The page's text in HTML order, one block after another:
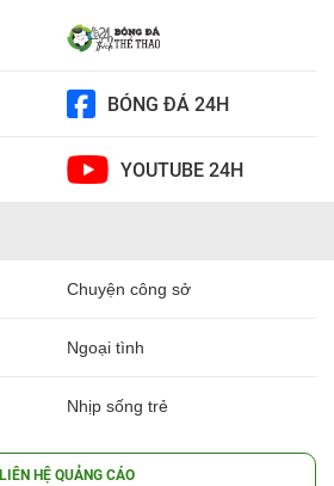
BÓNG ĐÁ 24H
YOUTUBE 24H
Chuyện công sở
Ngoại tình
Nhịp sống trẻ
LIÊN HỆ QUẢNG CÁO